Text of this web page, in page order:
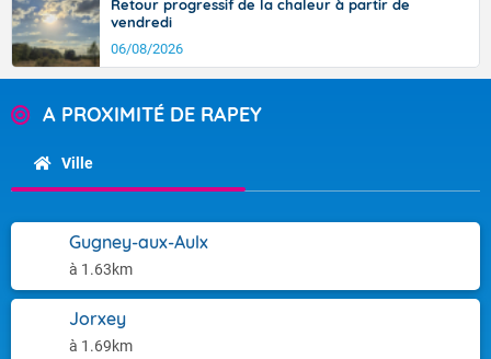
Retour progressif de la chaleur à partir de
vendredi
06/08/2026
A PROXIMITÉ DE RAPEY
Ville
Gugney-aux-Aulx
à 1.63km
Jorxey
à 1.69km